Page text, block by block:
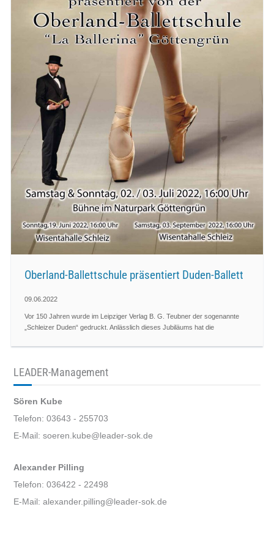
Oberland-Ballettschule präsentiert Duden-Ballett
09.06.2022
Vor 150 Jahren wurde im Leipziger Verlag B. G. Teubner der sogenannte
„Schleizer Duden“ gedruckt. Anlässlich dieses Jubiläums hat die
LEADER-Management
Sören Kube
Telefon: 03643 - 255703
E-Mail: soeren.kube@leader-sok.de
Alexander Pilling
Telefon: 036422 - 22498
E-Mail: alexander.pilling@leader-sok.de